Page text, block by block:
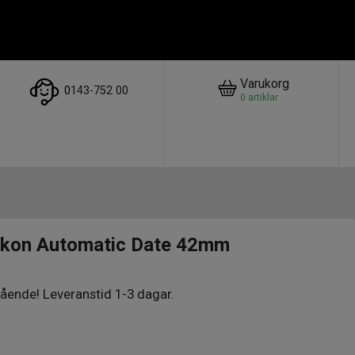
0143-752 00 Varukorg
0 artiklar
Automatic Date 42mm
Leveranstid 1-3 dagar.